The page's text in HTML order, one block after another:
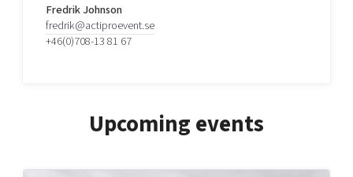
Fredrik Johnson
fredrik@actiproevent.se
+46(0)708-13 81 67
Upcoming events